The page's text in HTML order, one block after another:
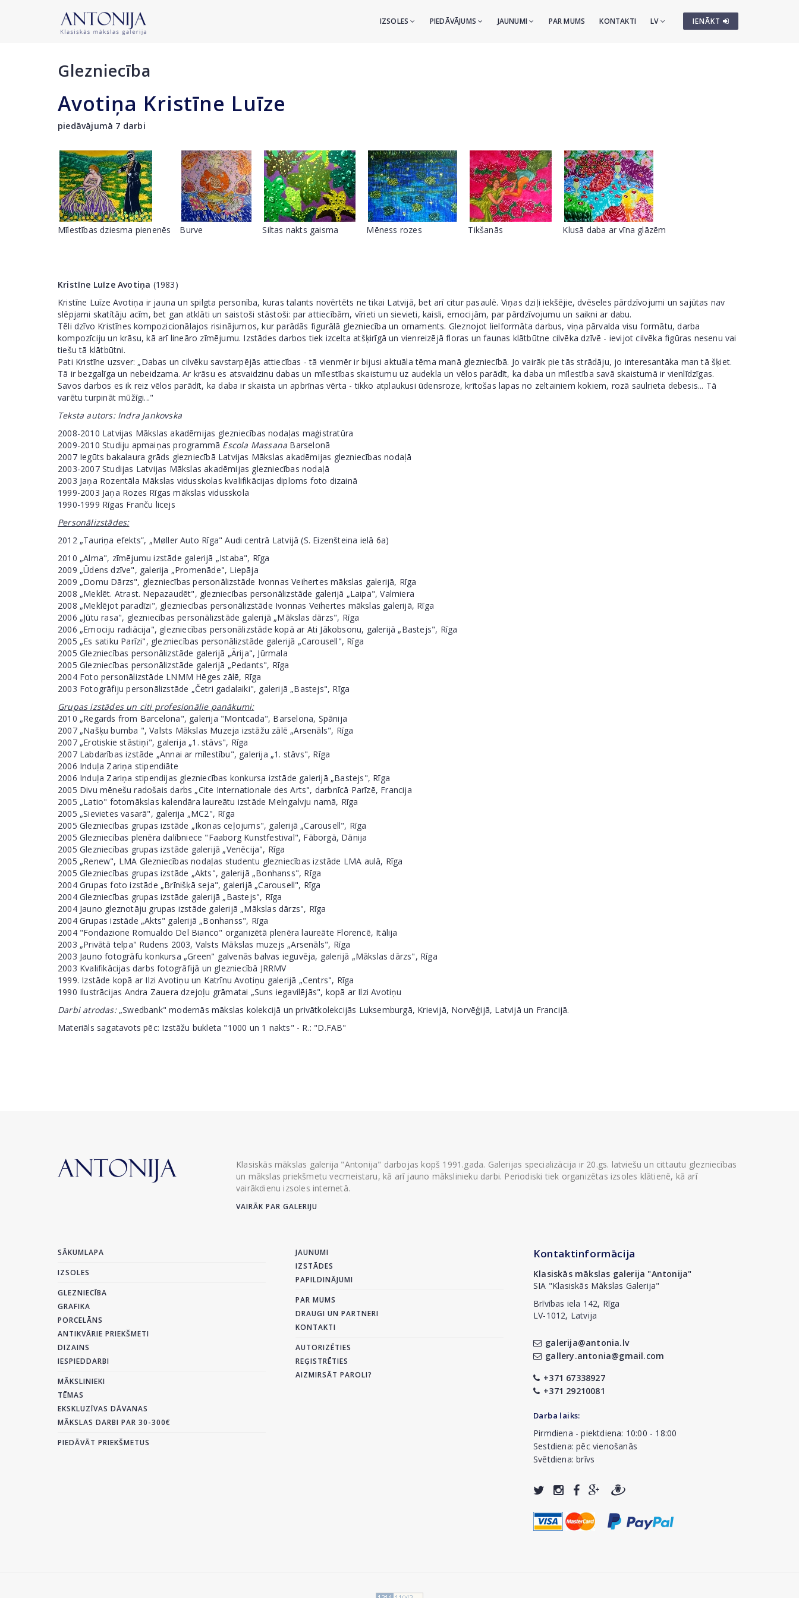
IENĀKT
IZSOLES PIEDĀVĀJUMS JAUNUMI PAR MUMS KONTAKTI LV
Glezniecība
Avotiņa Kristīne Luīze
piedāvājumā 7 darbi
Mīlestības dziesma pienenēs Burve Siltas nakts gaisma Mēness rozes Tikšanās Klusā daba ar vīna glāzēm
Kristīne Luīze Avotiņa (1983)
Kristīne Luīze Avotiņa ir jauna un spilgta personība, kuras talants novērtēts ne tikai Latvijā, bet arī citur pasaulē. Viņas dziļi iekšējie, dvēseles pārdzīvojumi un sajūtas nav
slēpjami skatītāju acīm, bet gan atklāti un saistoši stāstoši: par attiecībām, vīrieti un sievieti, kaisli, emocijām, par pārdzīvojumu un saikni ar dabu.
Tēli dzīvo Kristīnes kompozicionālajos risinājumos, kur parādās figurālā glezniecība un ornaments. Gleznojot lielformāta darbus, viņa pārvalda visu formātu, darba
kompozīciju un krāsu, kā arī lineāro zīmējumu. Izstādes darbos tiek izcelta atšķirīgā un vienreizējā floras un faunas klātbūtne cilvēka dzīvē - ievijot cilvēka figūras nesenu vai
tiešu tā klātbūtni.
Pati Kristīne uzsver: „Dabas un cilvēku savstarpējās attiecības - tā vienmēr ir bijusi aktuāla tēma manā glezniecībā. Jo vairāk pie tās strādāju, jo interesantāka man tā šķiet.
Tā ir bezgalīga un nebeidzama. Ar krāsu es atsvaidzinu dabas un mīlestības skaistumu uz audekla un vēlos parādīt, ka daba un mīlestība savā skaistumā ir vienlīdzīgas.
Savos darbos es ik reiz vēlos parādīt, ka daba ir skaista un apbrīnas vērta - tikko atplaukusi ūdensroze, krītošas lapas no zeltainiem kokiem, rozā saulrieta debesis... Tā
varētu turpināt mūžīgi..."
Teksta autors: Indra Jankovska
2008-2010 Latvijas Mākslas akadēmijas glezniecības nodaļas maģistratūra
2009-2010 Studiju apmaiņas programmā Escola Massana Barselonā
2007 Iegūts bakalaura grāds glezniecībā Latvijas Mākslas akadēmijas glezniecības nodaļā
2003-2007 Studijas Latvijas Mākslas akadēmijas glezniecības nodaļā
2003 Jaņa Rozentāla Mākslas vidusskolas kvalifikācijas diploms foto dizainā
1999-2003 Jaņa Rozes Rīgas mākslas vidusskola
1990-1999 Rīgas Franču licejs
Personālizstādes:
2012 „Tauriņa efekts”, „Møller Auto Rīga" Audi centrā Latvijā (S. Eizenšteina ielā 6a)
2010 „Alma", zīmējumu izstāde galerijā „Istaba", Rīga
2009 „Ūdens dzīve", galerija „Promenāde", Liepāja
2009 „Domu Dārzs", glezniecības personālizstāde Ivonnas Veihertes mākslas galerijā, Rīga
2008 „Meklēt. Atrast. Nepazaudēt", glezniecības personālizstāde galerijā „Laipa", Valmiera
2008 „Meklējot paradīzi", glezniecības personālizstāde Ivonnas Veihertes mākslas galerijā, Rīga
2006 „Jūtu rasa", glezniecības personālizstāde galerijā „Mākslas dārzs", Rīga
2006 „Emociju radiācija", glezniecības personālizstāde kopā ar Ati Jākobsonu, galerijā „Bastejs", Rīga
2005 „Es satiku Parīzi", glezniecības personālizstāde galerijā „Carousell", Rīga
2005 Glezniecības personālizstāde galerijā „Ārija", Jūrmala
2005 Glezniecības personālizstāde galerijā „Pedants", Rīga
2004 Foto personālizstāde LNMM Hēges zālē, Rīga
2003 Fotogrāfiju personālizstāde „Četri gadalaiki", galerijā „Bastejs", Rīga
Grupas izstādes un citi profesionālie panākumi:
2010 „Regards from Barcelona", galerija "Montcada", Barselona, Spānija
2007 „Našķu bumba ", Valsts Mākslas Muzeja izstāžu zālē „Arsenāls", Rīga
2007 „Erotiskie stāstiņi", galerija „1. stāvs", Rīga
2007 Labdarības izstāde „Annai ar mīlestību", galerija „1. stāvs", Rīga
2006 Induļa Zariņa stipendiāte
2006 Induļa Zariņa stipendijas glezniecības konkursa izstāde galerijā „Bastejs", Rīga
2005 Divu mēnešu radošais darbs „Cite Internationale des Arts", darbnīcā Parīzē, Francija
2005 „Latio" fotomākslas kalendāra laureātu izstāde Melngalvju namā, Rīga
2005 „Sievietes vasarā", galerija „MC2", Rīga
2005 Glezniecības grupas izstāde „Ikonas ceļojums", galerijā „Carousell", Rīga
2005 Glezniecības plenēra dalībniece "Faaborg Kunstfestival", Fāborgā, Dānija
2005 Glezniecības grupas izstāde galerijā „Venēcija", Rīga
2005 „Renew", LMA Glezniecības nodaļas studentu glezniecības izstāde LMA aulā, Rīga
2005 Glezniecības grupas izstāde „Akts", galerijā „Bonhanss", Rīga
2004 Grupas foto izstāde „Brīnišķā seja", galerijā „Carousell", Rīga
2004 Glezniecības grupas izstāde galerijā „Bastejs", Rīga
2004 Jauno gleznotāju grupas izstāde galerijā „Mākslas dārzs", Rīga
2004 Grupas izstāde „Akts" galerijā „Bonhanss", Rīga
2004 "Fondazione Romualdo Del Bianco" organizētā plenēra laureāte Florencē, Itālija
2003 „Privātā telpa" Rudens 2003, Valsts Mākslas muzejs „Arsenāls", Rīga
2003 Jauno fotogrāfu konkursa „Green" galvenās balvas ieguvēja, galerijā „Mākslas dārzs", Rīga
2003 Kvalifikācijas darbs fotogrāfijā un glezniecībā JRRMV
1999. Izstāde kopā ar Ilzi Avotiņu un Katrīnu Avotiņu galerijā „Centrs", Rīga
1990 Ilustrācijas Andra Zauera dzejoļu grāmatai „Suns iegavilējās", kopā ar Ilzi Avotiņu
Darbi atrodas:„Swedbank" modernās mākslas kolekcijā un privātkolekcijās Luksemburgā, Krievijā, Norvēģijā, Latvijā un Francijā.
Materiāls sagatavots pēc: Izstāžu bukleta "1000 un 1 nakts" - R.: "D.FAB"
Klasiskās mākslas galerija "Antonija" darbojas kopš 1991.gada. Galerijas specializācija ir 20.gs. latviešu un cittautu glezniecības
un mākslas priekšmetu vecmeistaru, kā arī jauno mākslinieku darbi. Periodiski tiek organizētas izsoles klātienē, kā arī
vairākdienu izsoles internetā.
VAIRĀK PAR GALERIJU
SĀKUMLAPA
IZSOLES
GLEZNIECĪBA
GRAFIKA
PORCELĀNS
ANTIKVĀRIE PRIEKŠMETI
DIZAINS
IESPIEDDARBI
MĀKSLINIEKI
TĒMAS
EKSKLUZĪVAS DĀVANAS
MĀKSLAS DARBI PAR 30-300€
PIEDĀVĀT PRIEKŠMETUS
JAUNUMI
IZSTĀDES
PAPILDINĀJUMI
PAR MUMS
DRAUGI UN PARTNERI
KONTAKTI
AUTORIZĒTIES
REĢISTRĒTIES
AIZMIRSĀT PAROLI?
Kontaktinformācija
Klasiskās mākslas galerija "Antonija"
SIA "Klasiskās Mākslas Galerija"
Brīvības iela 142, Rīga
LV-1012, Latvija
galerija@antonia.lv
gallery.antonia@gmail.com
+371 67338927
+371 29210081
Darba laiks:
Pirmdiena - piektdiena: 10:00 - 18:00
Sestdiena: pēc vienošanās
Svētdiena: brīvs